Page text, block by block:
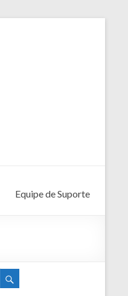
Equipe de Suporte